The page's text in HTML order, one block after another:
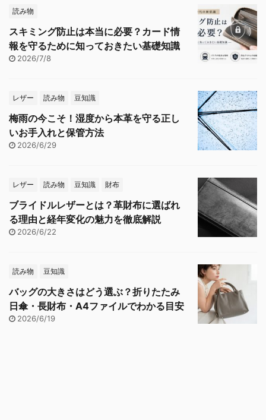
読み物
スキミング防止は本当に必要？カード情
報を守るために知っておきたい基礎知識
2026/7/8
レザー 読み物 豆知識
梅雨の今こそ！湿度から本革を守る正し
いお手入れと保管方法
2026/6/29
レザー 読み物 豆知識 財布
ブライドルレザーとは？革財布に選ばれ
る理由と経年変化の魅力を徹底解説
2026/6/22
読み物 豆知識
バッグの大きさはどう選ぶ？折りたたみ
日傘・長財布・A4ファイルでわかる目安
2026/6/19